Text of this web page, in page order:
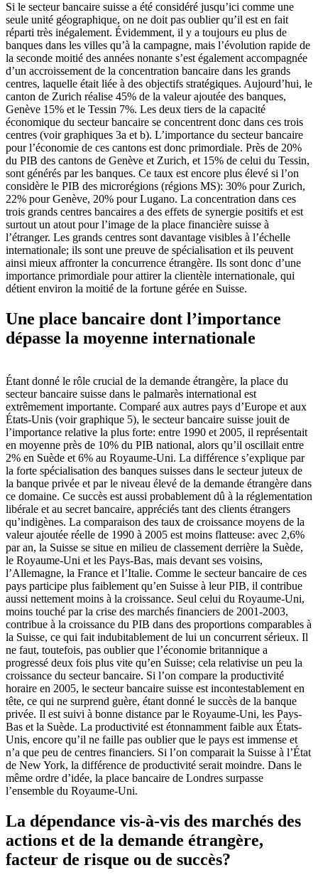
Si le secteur bancaire suisse a été considéré jusqu’ici comme une
seule unité géographique, on ne doit pas oublier qu’il est en fait
réparti très inégalement. Évidemment, il y a toujours eu plus de
banques dans les villes qu’à la campagne, mais l’évolution rapide de
la seconde moitié des années nonante s’est également accompagnée
d’un accroissement de la concentration bancaire dans les grands
centres, laquelle était liée à des objectifs stratégiques. Aujourd’hui, le
canton de Zurich réalise 45% de la valeur ajoutée des banques,
Genève 15% et le Tessin 7%. Les deux tiers de la capacité
économique du secteur bancaire se concentrent donc dans ces trois
centres (voir graphiques 3a et b). L’importance du secteur bancaire
pour l’économie de ces cantons est donc primordiale. Près de 20%
du PIB des cantons de Genève et Zurich, et 15% de celui du Tessin,
sont générés par les banques. Ce taux est encore plus élevé si l’on
considère le PIB des microrégions (régions MS): 30% pour Zurich,
22% pour Genève, 20% pour Lugano. La concentration dans ces
trois grands centres bancaires a des effets de synergie positifs et est
surtout un atout pour l’image de la place financière suisse à
l’étranger. Les grands centres sont davantage visibles à l’échelle
internationale; ils sont une preuve de spécialisation et ils peuvent
ainsi mieux affronter la concurrence étrangère. Ils sont donc d’une
importance primordiale pour attirer la clientèle internationale, qui
détient environ la moitié de la fortune gérée en Suisse.
Une place bancaire dont l’importance
dépasse la moyenne internationale
Étant donné le rôle crucial de la demande étrangère, la place du
secteur bancaire suisse dans le palmarès international est
extrêmement importante. Comparé aux autres pays d’Europe et aux
États-Unis (voir graphique 5), le secteur bancaire suisse jouit de
l’importance relative la plus forte: entre 1990 et 2005, il représentait
en moyenne près de 10% du PIB national, alors qu’il oscillait entre
2% en Suède et 6% au Royaume-Uni. La différence s’explique par
la forte spécialisation des banques suisses dans le secteur juteux de
la banque privée et par le niveau élevé de la demande étrangère dans
ce domaine. Ce succès est aussi probablement dû à la réglementation
libérale et au secret bancaire, appréciés tant des clients étrangers
qu’indigènes. La comparaison des taux de croissance moyens de la
valeur ajoutée réelle de 1990 à 2005 est moins flatteuse: avec 2,6%
par an, la Suisse se situe en milieu de classement derrière la Suède,
le Royaume-Uni et les Pays-Bas, mais devant ses voisins,
l’Allemagne, la France et l’Italie. Comme le secteur bancaire de ces
pays participe plus faiblement qu’en Suisse à leur PIB, il contribue
aussi nettement moins à la croissance. Seul celui du Royaume-Uni,
moins touché par la crise des marchés financiers de 2001-2003,
contribue à la croissance du PIB dans des proportions comparables à
la Suisse, ce qui fait indubitablement de lui un concurrent sérieux. Il
ne faut, toutefois, pas oublier que l’économie britannique a
progressé deux fois plus vite qu’en Suisse; cela relativise un peu la
croissance du secteur bancaire. Si l’on compare la productivité
horaire en 2005, le secteur bancaire suisse est incontestablement en
tête, ce qui ne surprend guère, étant donné le succès de la banque
privée. Il est suivi à bonne distance par le Royaume-Uni, les Pays-
Bas et la Suède. La productivité est étonnamment faible aux États-
Unis, encore qu’il ne faille pas oublier que le pays est immense et
n’a que peu de centres financiers. Si l’on comparait la Suisse à l’État
de New York, la différence de productivité serait moindre. Dans le
même ordre d’idée, la place bancaire de Londres surpasse
l’ensemble du Royaume-Uni.
La dépendance vis-à-vis des marchés des
actions et de la demande étrangère,
facteur de risque ou de succès?